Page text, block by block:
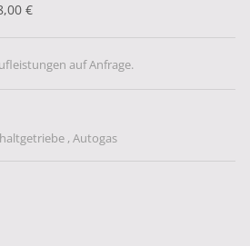
€
auf Anfrage.
, Autogas